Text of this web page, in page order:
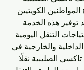
الكويتيين
توفير هذه الخدمة
التنقل اليومية
والخارجية في
الصليبية نقلًا